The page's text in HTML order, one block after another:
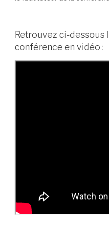
Retrouvez ci-dessous
conférence en vidéo :